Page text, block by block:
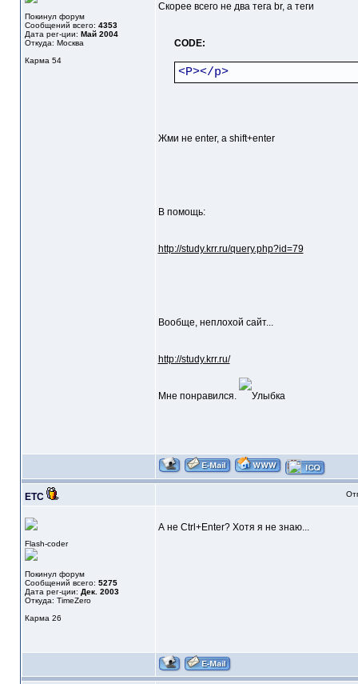
Покинул форум
Сообщений всего: 4353
Дата рег-ции: Май 2004
Откуда: Москва
Карма 54
Скорее всего не два тега br, а теги
CODE:
<P></p>
Жми не enter, а shift+enter
В помощь:
http://study.krr.ru/query.php?id=79
Вообще, неплохой сайт...
http://study.krr.ru/
Мне понравился.
ETC
Flash-coder
Покинул форум
Сообщений всего: 5275
Дата рег-ции: Дек. 2003
Откуда: TimeZero
Карма 26
А не Ctrl+Enter? Хотя я не знаю...